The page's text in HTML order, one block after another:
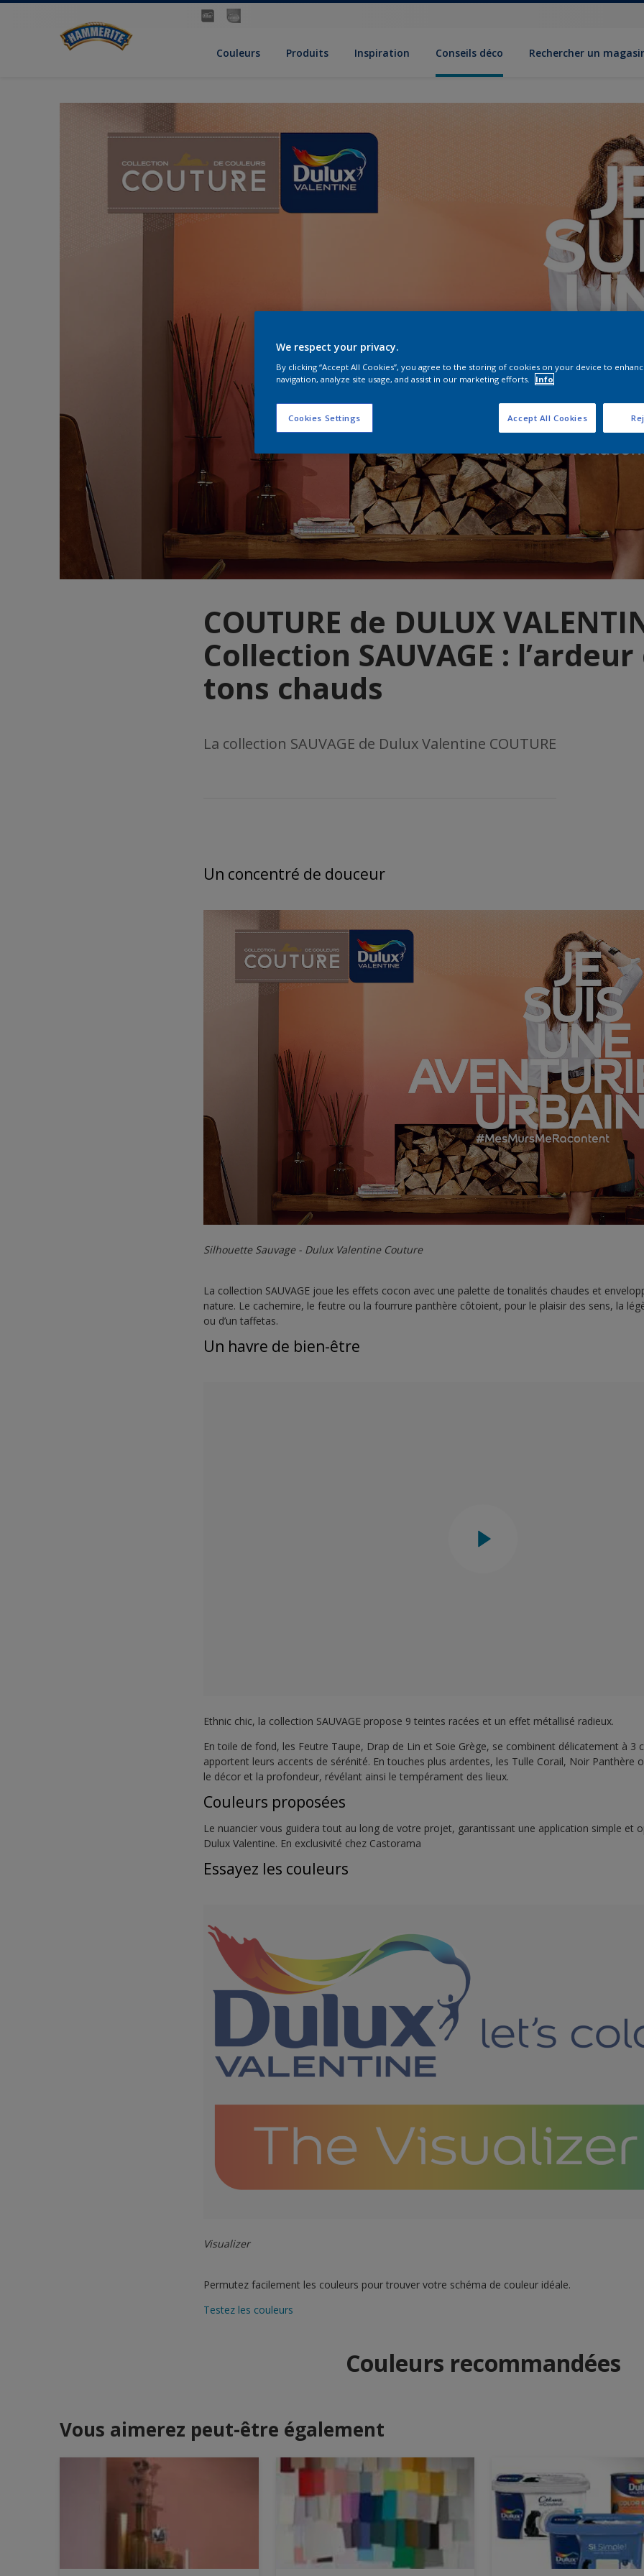
Couleurs Produits Inspiration Conseils déco Rechercher un
COUTURE de DULUX
Collection SAUVAGE :
tons chauds
La collection SAUVAGE de Dulux Valentine COUTURE
Un concentré de douceur
Silhouette Sauvage - Dulux Valentine Couture
La collection SAUVAGE joue les effets cocon avec une palette de tonalités chaudes et
nature. Le cachemire, le feutre ou la fourrure panthère côtoient, pour le plaisir des sens, la
ou d’un taffetas.
Un havre de bien-être
Ethnic chic, la collection SAUVAGE propose 9 teintes racées et un effet métallisé radieux.
En toile de fond, les Feutre Taupe, Drap de Lin et Soie Grège, se combinent délicatement à 3
apportent leurs accents de sérénité. En touches plus ardentes, les Tulle Corail, Noir Panthère
le décor et la profondeur, révélant ainsi le tempérament des lieux.
Couleurs proposées
Le nuancier vous guidera tout au long de votre projet, garantissant une application simple et
Dulux Valentine. En exclusivité chez Castorama
Essayez les couleurs
Visualizer
Permutez facilement les couleurs pour trouver votre schéma de couleur idéale.
Testez les couleurs
Couleurs recommandées
Vous aimerez peut-être également
We respect your privacy.
By clicking “Accept All Cookies”, you agree to the storing of cookies on your device to
navigation, analyze site usage, and assist in our marketing efforts.
Info
Cookies Settings Accept All Cookies